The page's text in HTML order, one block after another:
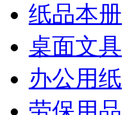
纸品本册
桌面文具
办公用纸